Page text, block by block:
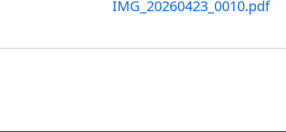
IMG_20260423_0010.pdf